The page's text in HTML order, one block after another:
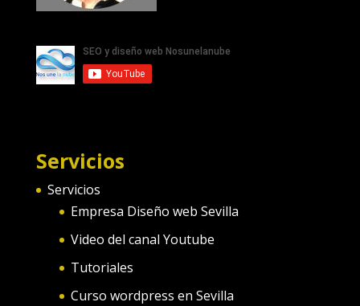
Servicios
Servicios
Empresa Diseño web Sevilla
Video del canal Youtube
Tutoriales
Curso wordpress en Sevilla